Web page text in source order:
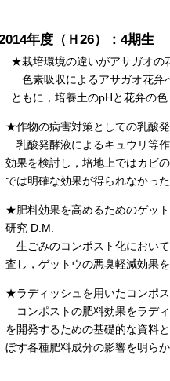
年度（Ｈ26）：4期生
★栽培環境の違いがアサガオの
色素吸収によるアサガオ花弁
ともに，培養土のpHと花弁の
★作物の病害対策としての乳酸
乳酸発酵液によるキュウリ等
効果を検討し，培地上ではカビ
では明確な効果が得られなかった
★肥料効果を高めるためのゲッ
研究 D.M.
生ごみのコンポスト化におい
査し，ゲットウの悪臭軽減効果を
★ラディッシュを用いたコンポ
コンポストの肥料効果をラデ
を開発するための基礎的な資料
ぼす各種肥料成分の影響を明らか